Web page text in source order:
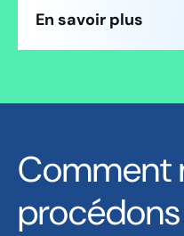
En savoir plus
Comment
procédons